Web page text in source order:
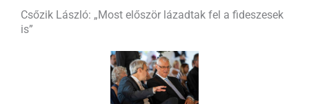
Csőzik László: „Most először lázadtak fel a fideszesek
is”